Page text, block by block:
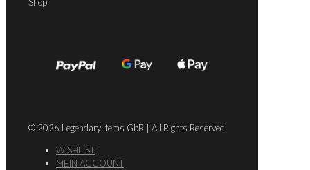
Shop
© 2026 Legendary Items GbR | All Rights Reserved
WISHLIST
MEIN ACCOUNT